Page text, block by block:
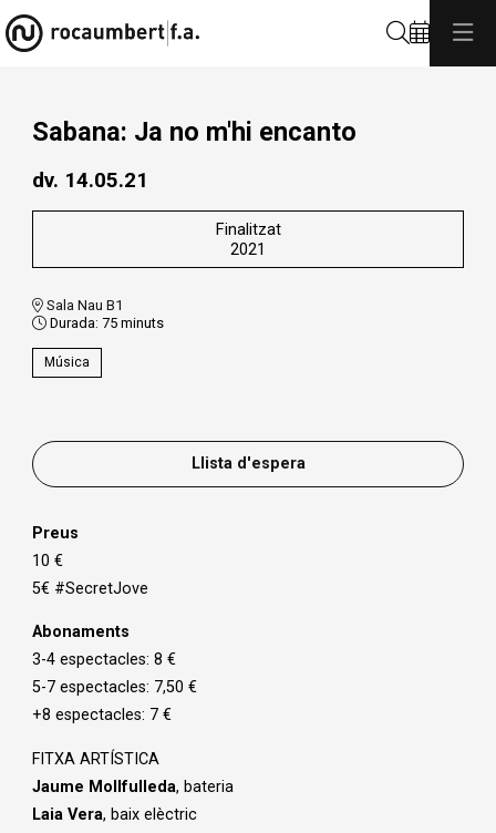
Sabana: Ja no m'hi encanto
dv. 14.05.21
Finalitzat
2021
Sala Nau B1
Durada: 75 minuts
Música
Llista d'espera
Preus
10 €
5€ #SecretJove
Abonaments
3-4 espectacles: 8 €
5-7 espectacles: 7,50 €
+8 espectacles: 7 €
FITXA ARTÍSTICA
Jaume Mollfulleda, bateria
Laia Vera, baix elèctric